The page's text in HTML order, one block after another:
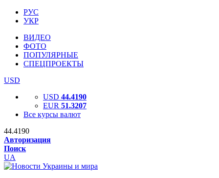
РУС
УКР
ВИДЕО
ФОТО
ПОПУЛЯРНЫЕ
СПЕЦПРОЕКТЫ
USD
USD 44.4190
EUR 51.3207
Все курсы валют
44.4190
Авторизация
Поиск
UA